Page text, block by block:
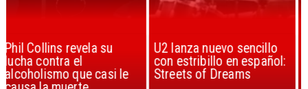
U2 lanza nuevo sencillo
con estribillo en español:
Streets of Dreams
“Africa” de Toto es
considerada la mejor
canción, según la ciencia